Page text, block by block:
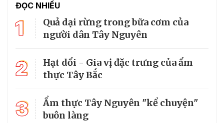
ĐỌC NHIỀU
1
Quả dại rừng trong bữa cơm của
người dân Tây Nguyên
2
Hạt dổi - Gia vị đặc trưng của ẩm
thực Tây Bắc
3
Ẩm thực Tây Nguyên "kể chuyện"
buôn làng